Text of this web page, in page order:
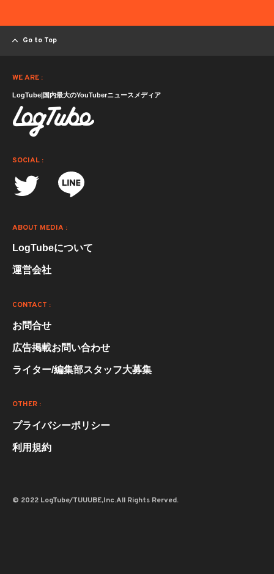
Go to Top
WE ARE :
LogTube|国内最大のYouTuberニュースメディア
SOCIAL :
ABOUT MEDIA :
LogTubeについて
運営会社
CONTACT :
お問合せ
広告掲載お問い合わせ
ライター/編集部スタッフ大募集
OTHER :
プライバシーポリシー
利用規約
© 2022 LogTube/TUUUBE,Inc.All Rights Rerved.